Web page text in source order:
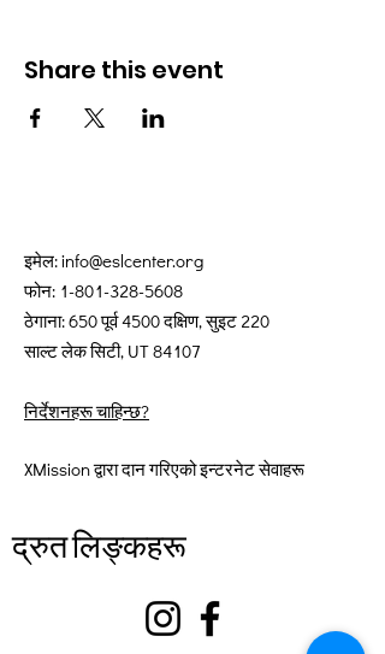
Share this event
इमेल:info@eslcenter.org
फोन: 1-801-328-5608
ठेगाना: 650 पूर्व 4500 दक्षिण, सुइट 220
साल्ट लेक सिटी, UT 84107
निर्देशनहरू चाहिन्छ?
XMission द्वारा दान गरिएको इन्टरनेट सेवाहरू
द्रुत लिङ्कहरू